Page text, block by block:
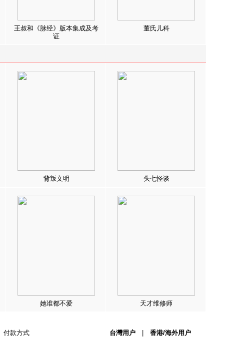
王叔和《脉经》版本集成及考
证
董氏儿科
背叛文明 头七怪谈
她谁都不爱 天才维修师
付款方式 台灣用户 香港/海外用户